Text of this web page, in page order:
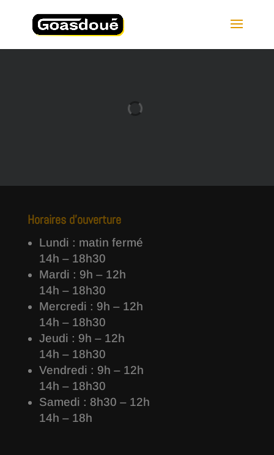
Horaires d’ouverture
Lundi : matin fermé
14h – 18h30
Mardi : 9h – 12h
14h – 18h30
Mercredi : 9h – 12h
14h – 18h30
Jeudi : 9h – 12h
14h – 18h30
Vendredi : 9h – 12h
14h – 18h30
Samedi : 8h30 – 12h
14h – 18h